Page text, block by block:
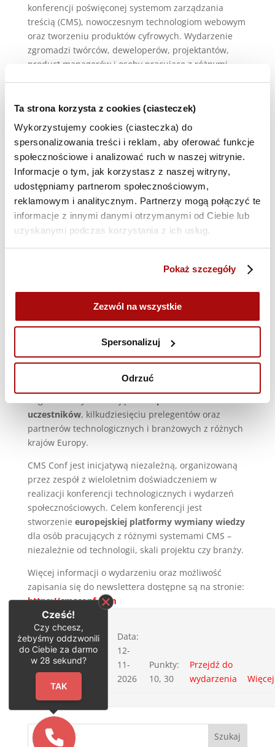
Ta strona korzysta z cookies (ciasteczek)
Wykorzystujemy cookies (ciasteczka) do
spersonalizowania treści i reklam, aby oferować funkcje
społecznościowe i analizować ruch w naszej witrynie.
Informacje o tym, jak korzystasz z naszej witryny,
udostępniamy partnerom społecznościowym,
reklamowym i analitycznym. Partnerzy mogą połączyć te
informacje z innymi danymi otrzymanymi od Ciebie lub
uzyskanymi podczas korzystania z ich usług.
Pokaż szczegóły
Zezwól na wszystkie
Spersonalizuj
Odrzuć
konferencji poświęconej systemom zarządzania
treścią (CMS), nowoczesnym technologiom webowym
oraz tworzeniu produktów cyfrowych. Wydarzenie
zgromadzi twórców, deweloperów, projektantów,
product managerów i osoby pracujące z różnymi
do pracy z systemami CMS – zarówno klasycznymi,
jak i headless oraz composable. Wśród poruszanych
technologii i platform znajdą się m.in.WordPress,
Drupal, TYPO3, Strapi, Contentful, Sanity,
Storyblok, Webflow, Shopify, Craft CMS , a także
rozwiązania no-code i low-code oraz autorskie
systemy wykorzystywane w projektach enterprise.
Agenda konferencji obejmiedwie główne ścieżki
tematyczne– dla deweloperów oraz dla twórców
produktów i treści – uzupełnione odzień
. Program będzie dotyczył m.in.
composable CMS, automatyzacji i wykorzystania AI w
zarządzaniu treścią, SEO, dostępności (a11y),
wydajności, bezpieczeństwa oraz skalowania
Wydarzenie odbędzie się wPomorskim Parku
Naukowo-Technologicznym w Gdyni
Organizatorzy zakładają udziałponad 400
uczestników, kilkudziesięciu prelegentów oraz
partnerów technologicznych i branżowych z różnych
krajów Europy.
CMS Conf jest inicjatywą niezależną, organizowaną
przez zespół z wieloletnim doświadczeniem w
realizacji konferencji technologicznych i wydarzeń
społecznościowych. Celem konferencji jest
stworzenie europejskiej platformy wymiany wiedzy
dla osób pracujących z różnymi systemami CMS –
niezależnie od technologii, skali projektu czy branży.
Więcej informacji o wydarzeniu oraz możliwość
zapisania się do newslettera dostępne są na stronie:
https://cmsconf.com
CMS Conf 2026 –
nowa
międzynarodowa
konferencja o
systemach CMS
Data:
12-
11-
2026
Punkty:
10, 30
Przejdź do
wydarzenia
Więcej
Cześć!
Czy chcesz,
żebyśmy oddzwonili
do Ciebie za darmo
w 28 sekund?
TAK